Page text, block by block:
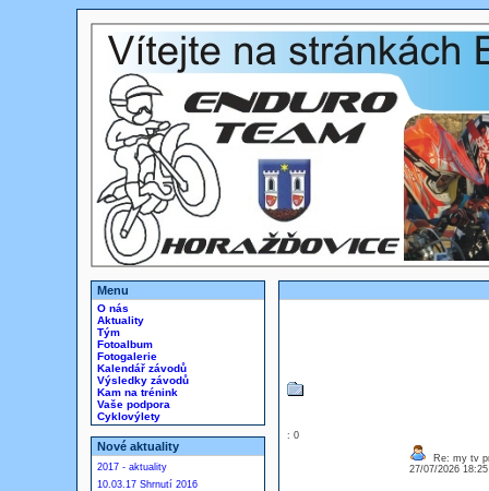
Menu
O nás
Aktuality
Tým
Fotoalbum
Fotogalerie
Kalendář závodů
Výsledky závodů
Kam na trénink
Vaše podpora
Cyklovýlety
Nové aktuality
2017 - aktuality
10.03.17 Shrnutí 2016
: 0
Re: my tv
27/07/2026